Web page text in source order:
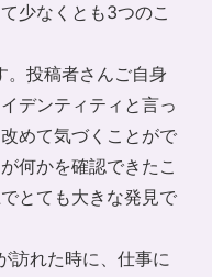
少なくとも3つのこ
。投稿者さんご自身
デンティティと言っ
めて気づくことがで
何かを確認できたこ
とても大きな発見で
訪れた時に、仕事に